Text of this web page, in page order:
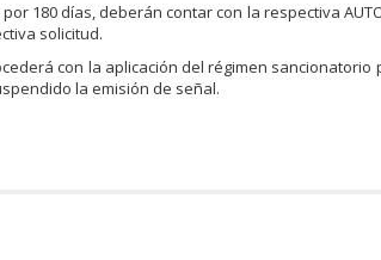
180 días, deberán contar con la respectiva
solicitud.
con la aplicación del régimen sancionatorio
la emisión de señal.